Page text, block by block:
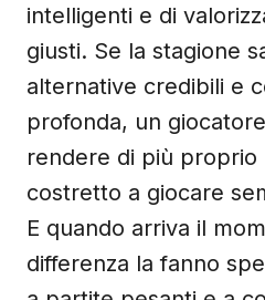
intelligenti e di
giusti. Se la stagione
alternative credibili e
profonda, un
rendere di più
costretto a giocare
E quando arriva il
differenza la fanno